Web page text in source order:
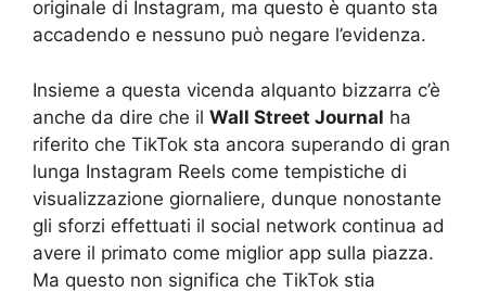
originale di Instagram, ma questo è quanto sta
accadendo e nessuno può negare l’evidenza.
Insieme a questa vicenda alquanto bizzarra c’è
anche da dire che il Wall Street Journal ha
riferito che TikTok sta ancora superando di gran
lunga Instagram Reels come tempistiche di
visualizzazione giornaliere, dunque nonostante
gli sforzi effettuati il social network continua ad
avere il primato come miglior app sulla piazza.
Ma questo non significa che TikTok stia